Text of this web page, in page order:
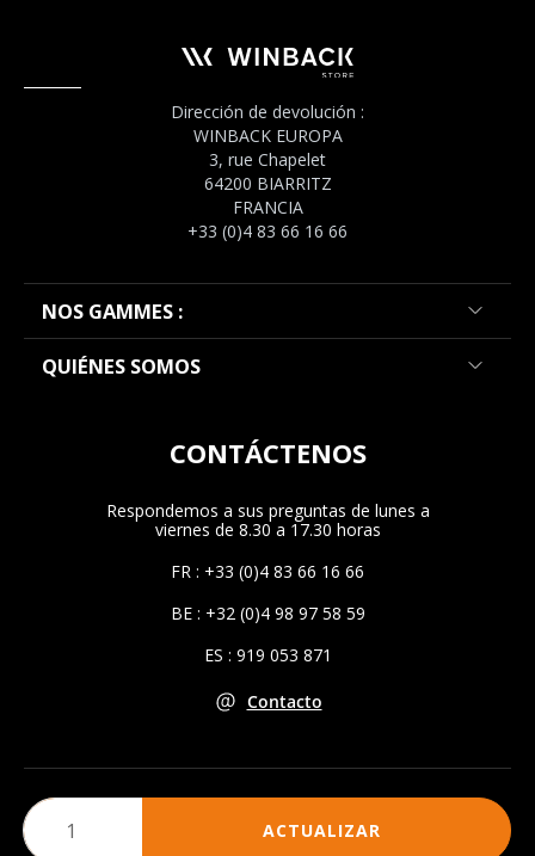
ACTUALIZAR
Dirección de devolución :
WINBACK EUROPA
3, rue Chapelet
64200 BIARRITZ
FRANCIA
+33 (0)4 83 66 16 66
NOS GAMMES :
QUIÉNES SOMOS
CONTÁCTENOS
Respondemos a sus preguntas de lunes a
viernes de 8.30 a 17.30 horas
FR : +33 (0)4 83 66 16 66
BE : +32 (0)4 98 97 58 59
ES : 919 053 871
Contacto